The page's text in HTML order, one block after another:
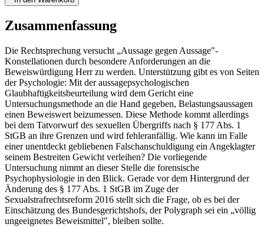
Zusammenfassung
Die Rechtsprechung versucht „Aussage gegen Aussage"-
Konstellationen durch besondere Anforderungen an die
Beweiswürdigung Herr zu werden. Unterstützung gibt es von Seiten
der Psychologie: Mit der aussagepsychologischen
Glaubhaftigkeitsbeurteilung wird dem Gericht eine
Untersuchungsmethode an die Hand gegeben, Belastungsaussagen
einen Beweiswert beizumessen. Diese Methode kommt allerdings
bei dem Tatvorwurf des sexuellen Übergriffs nach § 177 Abs. 1
StGB an ihre Grenzen und wird fehleranfällig. Wie kann im Falle
einer unentdeckt gebliebenen Falschanschuldigung ein Angeklagter
seinem Bestreiten Gewicht verleihen? Die vorliegende
Untersuchung nimmt an dieser Stelle die forensische
Psychophysiologie in den Blick. Gerade vor dem Hintergrund der
Änderung des § 177 Abs. 1 StGB im Zuge der
Sexualstrafrechtsreform 2016 stellt sich die Frage, ob es bei der
Einschätzung des Bundesgerichtshofs, der Polygraph sei ein „völlig